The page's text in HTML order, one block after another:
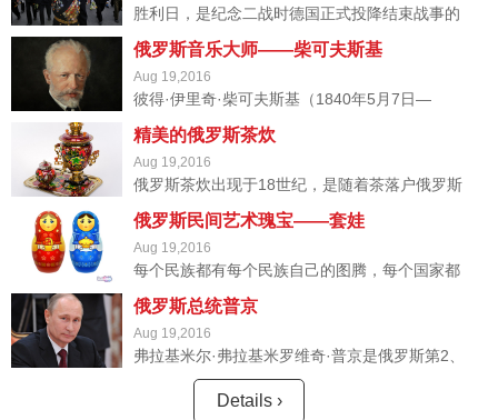
胜利日，是纪念二战时德国正式投降结束战事的
日子，它不仅标志着第二次世界大战的结束，也
标志着东欧诸国的光复及脱离纳粹的统治。在5
月9日这一天，东欧各国都会以不同的方式来庆
祝胜利日
俄罗斯音乐大师——柴可夫斯基
Aug 19,2016
彼得·伊里奇·柴可夫斯基（1840年5月7日—
1893年11月6日），十九世纪伟大的俄罗斯作曲
家、音乐教育家，被誉为伟大的俄罗斯音乐大
师。
精美的俄罗斯茶炊
Aug 19,2016
俄罗斯茶炊出现于18世纪，是随着茶落户俄罗斯
并逐渐盛行而出现的。茶炊的制作与金属的打造
工艺不断完善密切相关。何时打造出的第一把茶
炊已无从查考。
俄罗斯民间艺术瑰宝——套娃
Aug 19,2016
每个民族都有每个民族自己的图腾，每个国家都
有每个国家自己的标志。如果说提及中国想到的
图腾是龙，那么提及俄罗斯必会想到俄罗斯经典
手工艺品——套娃。
俄罗斯总统普京
Aug 19,2016
弗拉基米尔·弗拉基米罗维奇·普京是俄罗斯第2、
第4任总统。曾担任俄罗斯总理、统一俄罗斯党
主席、俄白联盟部长会议主席。执政以来，普京
Details ›